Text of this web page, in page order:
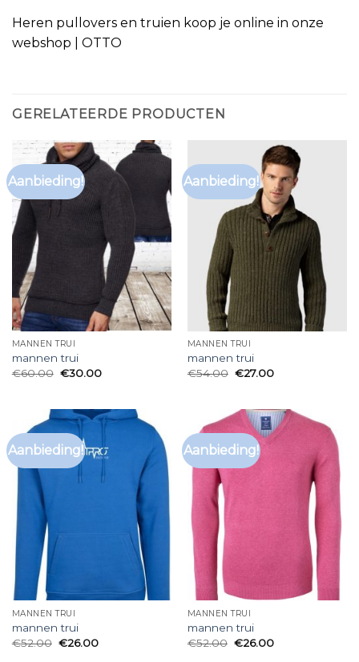
Heren pullovers en truien koop je online in onze
webshop | OTTO
GERELATEERDE PRODUCTEN
Aanbieding!
MANNEN TRUI
mannen trui
€60.00 €30.00
Aanbieding!
MANNEN TRUI
mannen trui
€54.00 €27.00
Aanbieding!
MANNEN TRUI
mannen trui
€52.00 €26.00
Aanbieding!
MANNEN TRUI
mannen trui
€52.00 €26.00